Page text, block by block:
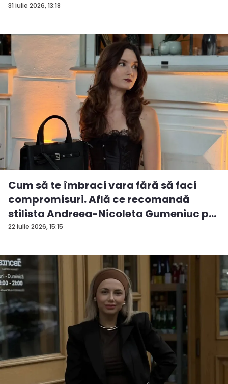
31 iulie 2026, 13:18
22 iulie 2026, 15:15
Cum să te îmbraci vara fără să faci
compromisuri. Află ce recomandă
stilista Andreea-Nicoleta Gumeniuc p...